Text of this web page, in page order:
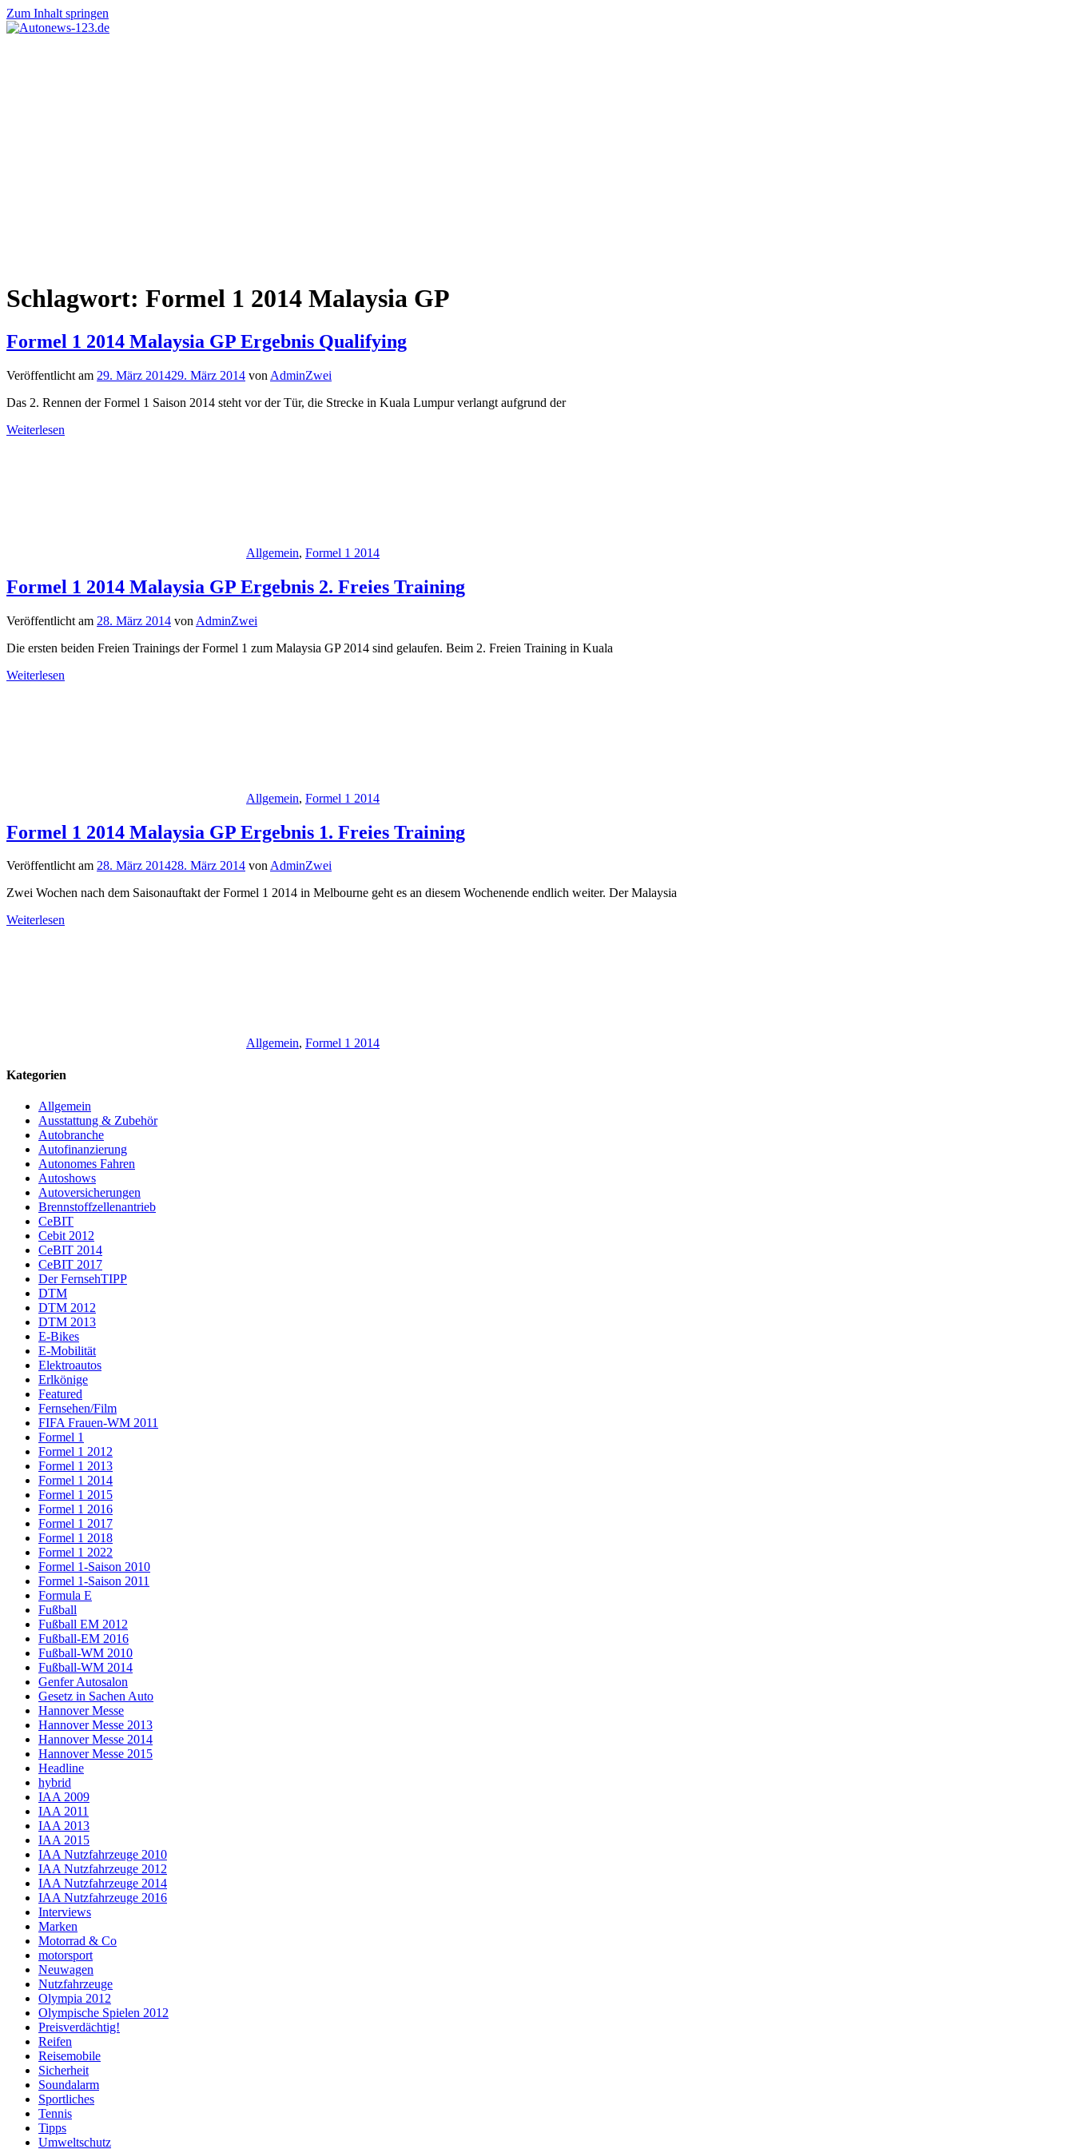
Zum Inhalt springen
Schlagwort: Formel 1 2014 Malaysia GP
Formel 1 2014 Malaysia GP Ergebnis Qualifying
Veröffentlicht am 29. März 201429. März 2014 von AdminZwei
Das 2. Rennen der Formel 1 Saison 2014 steht vor der Tür, die Strecke in Kuala Lumpur verlangt aufgrund der
Weiterlesen
Allgemein, Formel 1 2014
Formel 1 2014 Malaysia GP Ergebnis 2. Freies Training
Veröffentlicht am 28. März 2014 von AdminZwei
Die ersten beiden Freien Trainings der Formel 1 zum Malaysia GP 2014 sind gelaufen. Beim 2. Freien Training in Kuala
Weiterlesen
Allgemein, Formel 1 2014
Formel 1 2014 Malaysia GP Ergebnis 1. Freies Training
Veröffentlicht am 28. März 201428. März 2014 vonAdminZwei
Zwei Wochen nach dem Saisonauftakt der Formel 1 2014 in Melbourne geht es an diesem Wochenende endlich weiter. Der Malaysia
Weiterlesen
Allgemein, Formel 1 2014
Kategorien
Allgemein
Ausstattung & Zubehör
Autobranche
Autofinanzierung
Autonomes Fahren
Autoshows
Autoversicherungen
Brennstoffzellenantrieb
CeBIT
Cebit 2012
CeBIT 2014
CeBIT 2017
Der FernsehTIPP
DTM
DTM 2012
DTM 2013
E-Bikes
E-Mobilität
Elektroautos
Erlkönige
Featured
Fernsehen/Film
FIFA Frauen-WM 2011
Formel 1
Formel 1 2012
Formel 1 2013
Formel 1 2014
Formel 1 2015
Formel 1 2016
Formel 1 2017
Formel 1 2018
Formel 1 2022
Formel 1-Saison 2010
Formel 1-Saison 2011
Formula E
Fußball
Fußball EM 2012
Fußball-EM 2016
Fußball-WM 2010
Fußball-WM 2014
Genfer Autosalon
Gesetz in Sachen Auto
Hannover Messe
Hannover Messe 2013
Hannover Messe 2014
Hannover Messe 2015
Headline
hybrid
IAA 2009
IAA 2011
IAA 2013
IAA 2015
IAA Nutzfahrzeuge 2010
IAA Nutzfahrzeuge 2012
IAA Nutzfahrzeuge 2014
IAA Nutzfahrzeuge 2016
Interviews
Marken
Motorrad & Co
motorsport
Neuwagen
Nutzfahrzeuge
Olympia 2012
Olympische Spielen 2012
Preisverdächtig!
Reifen
Reisemobile
Sicherheit
Soundalarm
Sportliches
Tennis
Tipps
Umweltschutz